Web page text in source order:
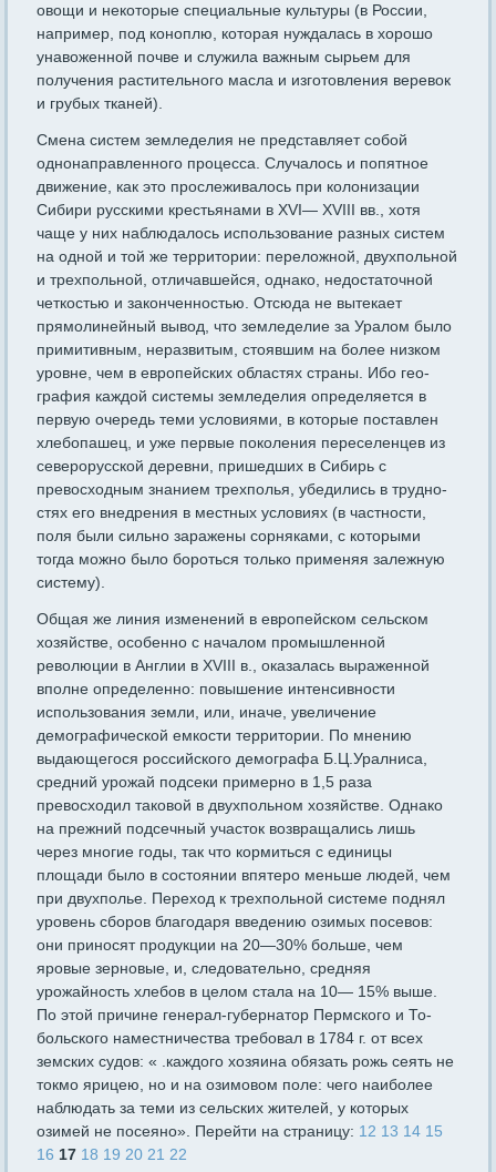
овощи и некоторые специальные культуры (в России,
например, под коноплю, которая нуждалась в хорошо
унавоженной почве и служила важным сырьем для
получе­ния растительного масла и изготовления веревок
и грубых тканей).
Смена систем земледелия не представляет собой
однонаправ­ленного процесса. Случалось и попятное
движение, как это просле­живалось при колонизации
Сибири русскими крестьянами в XVI— XVIII вв., хотя
чаще у них наблюдалось использование разных сис­тем
на одной и той же территории: переложной, двухпольной
и трехпольной, отличавшейся, однако, недостаточной
четкостью и за­конченностью. Отсюда не вытекает
прямолинейный вывод, что зем­леделие за Уралом было
примитивным, неразвитым, стоявшим на более низком
уровне, чем в европейских областях страны. Ибо гео­
графия каждой системы земледелия определяется в
первую очередь теми условиями, в которые поставлен
хлебопашец, и уже первые поколения переселенцев из
северорусской деревни, пришедших в Сибирь с
превосходным знанием трехполья, убедились в трудно­
стях его внедрения в местных условиях (в частности,
поля были сильно заражены сорняками, с которыми
тогда можно было бороть­ся только применяя залежную
систему).
Общая же линия изменений в европейском сельском
хозяйстве, особенно с началом промышленной
революции в Англии в XVIII в., оказалась выраженной
вполне определенно: повышение интенсив­ности
использования земли, или, иначе, увеличение
демографиче­ской емкости территории. По мнению
выдающегося российского демографа Б.Ц.Уралниса,
средний урожай подсеки примерно в 1,5 раза
превосходил таковой в двухпольном хозяйстве. Однако
на преж­ний подсечный участок возвращались лишь
через многие годы, так что кормиться с единицы
площади было в состоянии впятеро мень­ше людей, чем
при двухполье. Переход к трехпольной системе под­нял
уровень сборов благодаря введению озимых посевов:
они при­носят продукции на 20—30% больше, чем
яровые зерновые, и, сле­довательно, средняя
урожайность хлебов в целом стала на 10— 15% выше.
По этой причине генерал-губернатор Пермского и То­
больского наместничества требовал в 1784 г. от всех
земских су­дов: « .каждого хозяина обязать рожь сеять не
токмо ярицею, но и на озимовом поле: чего наиболее
наблюдать за теми из сельских жителей, у которых
озимей не посеяно». Перейти на страницу: 12 13 14 15
16 17 18 19 20 21 22